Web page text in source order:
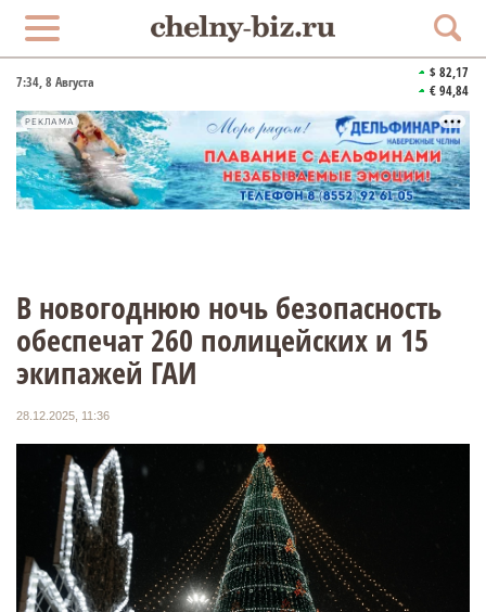
7:34, 8 Августа
$ 82,17
€ 94,84
РЕКЛАМА
В новогоднюю ночь безопасность
обеспечат 260 полицейских и 15
экипажей ГАИ
28.12.2025, 11:36